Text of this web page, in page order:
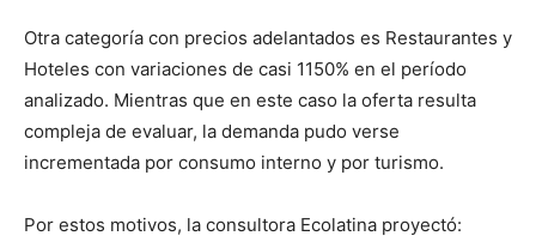
Otra categoría con precios adelantados es Restaurantes y
Hoteles con variaciones de casi 1150% en el período
analizado. Mientras que en este caso la oferta resulta
compleja de evaluar, la demanda pudo verse
incrementada por consumo interno y por turismo.
Por estos motivos, la consultora Ecolatina proyectó: